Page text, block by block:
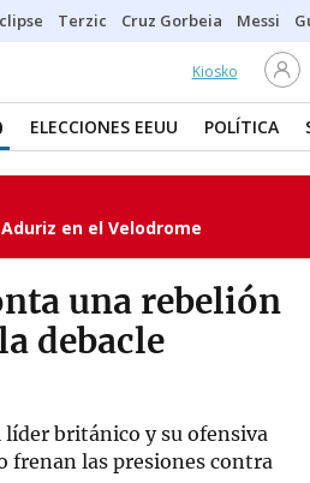
Terzic Cruz Gorbeia Messi
Kiosko
ELECCIONES EEUU POLÍTICA
en el Velodrome
una rebelión
debacle
británico y su ofensiva
frenan las presiones contra